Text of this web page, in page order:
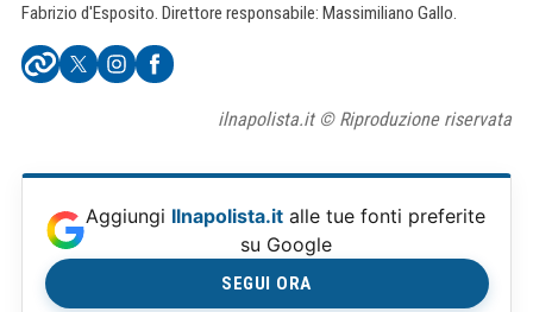
Fabrizio d'Esposito. Direttore responsabile: Massimiliano Gallo.
ilnapolista.it © Riproduzione riservata
Aggiungi Ilnapolista.it alle tue fonti preferite
su Google
SEGUI ORA